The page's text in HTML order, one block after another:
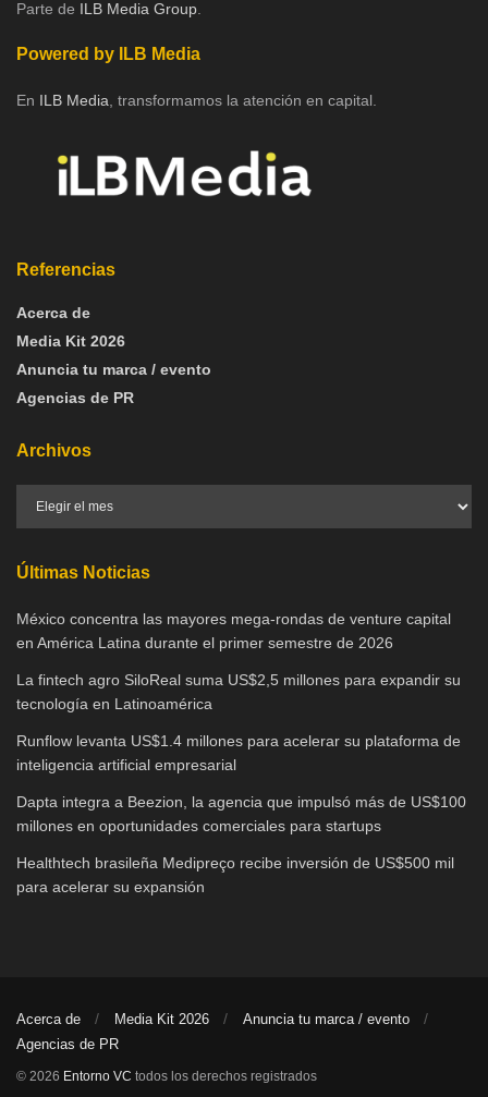
Parte de ILB Media Group
Powered by ILB Media
En ILB Media , transformamos la atención en capital.
Referencias
Acerca de
Media Kit 2026
Anuncia tu marca / evento
Agencias de PR
Archivos
Últimas Noticias
México concentra las mayores mega-rondas de venture capital
en América Latina durante el primer semestre de 2026
La fintech agro SiloReal suma US$2,5 millones para expandir su
tecnología en Latinoamérica
Runflow levanta US$1.4 millones para acelerar su plataforma de
inteligencia artificial empresarial
Dapta integra a Beezion, la agencia que impulsó más de US$100
millones en oportunidades comerciales para startups
Healthtech brasileña Medipreço recibe inversión de US$500 mil
para acelerar su expansión
Acerca de Media Kit 2026
Anuncia tu marca / evento
Agencias de PR
© 2026 Entorno VC todos los derechos registrados